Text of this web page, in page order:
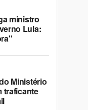
ministro
Lula:
Ministério
traficante